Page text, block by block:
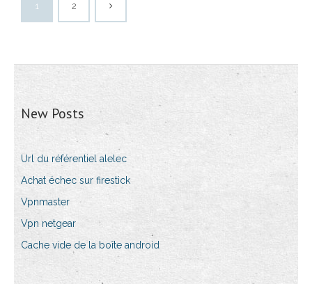
1 2
New Posts
Url du référentiel alelec
Achat échec sur firestick
Vpnmaster
Vpn netgear
Cache vide de la boîte android